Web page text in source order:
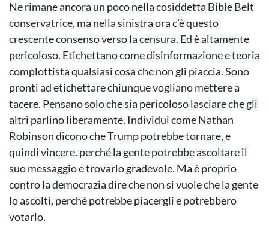
Ne rimane ancora un poco nella cosiddetta Bible Belt
conservatrice, ma nella sinistra ora c’è questo
crescente consenso verso la censura. Ed è altamente
pericoloso. Etichettano come disinformazione e teoria
complottista qualsiasi cosa che non gli piaccia. Sono
pronti ad etichettare chiunque vogliano mettere a
tacere. Pensano solo che sia pericoloso lasciare che gli
altri parlino liberamente. Individui come Nathan
Robinson dicono che Trump potrebbe tornare, e
quindi vincere. perché la gente potrebbe ascoltare il
suo messaggio e trovarlo gradevole. Ma è proprio
contro la democrazia dire che non si vuole che la gente
lo ascolti, perché potrebbe piacergli e potrebbero
votarlo.